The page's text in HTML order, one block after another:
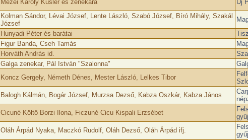
Mezei Károly Kusler és zenekara Új
Kolman Sándor, Lévai József, Lente László, Szabó József, Bíró Mihály, Szakál
József
Hunyadi Péter és barátai
Figur Banda, Cseh Tamás
Horváth András id.
Galga zenekar, Pál István "Szalonna"
Koncz Gergely, Németh Dénes, Mester László, Lelkes Tibor
Balogh Kálmán, Bogár József, Murzsa Dezső, Kabza Oszkár, Kabza János
Cicuné Költő Borzi Ilona, Ficzuné Cicu Kispali Erzsébet
Oláh Árpád Nyaka, Maczkó Rudolf, Oláh Dezső, Oláh Árpád ifj.